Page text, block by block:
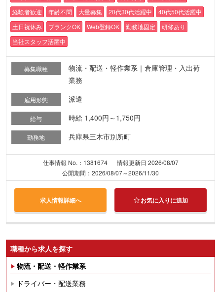
経験者歓迎
年齢不問 大量募集 20代30代活躍中
40代50代活躍中
土日祝休み
ブランクOK Web登録OK 勤務地固定
研修あり
当社スタッフ活躍中
募集職種
物流・配送・軽作業系｜倉庫管理・入出荷
業務
雇用形態 派遣
給与 時給 1,400円～1,750円
勤務地 兵庫県三木市別所町
仕事情報 No.：1381674
情報更新日 2026/08/07
公開期間：2026/08/07～2026/11/30
求人情報詳細へ お気に入りに追加
職種から求人を探す
物流・配送・軽作業系
ドライバー・配送業務